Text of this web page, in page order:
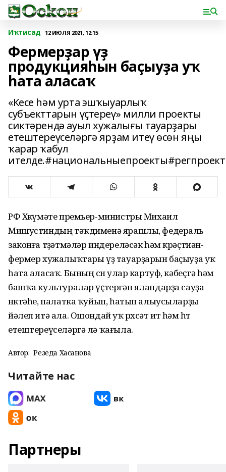
Иҡтисад 12 ИЮЛЯ 2021, 12:15
Фермерҙар үҙ
продукцияһын баҫыуҙа уҡ
һата аласаҡ
«Кесе һәм урта эшҡыуарлыҡ
субъекттарын үҫтереү» милли проекты
сиктәрендә ауыл хужалығы тауарҙары
етештереүселәргә ярҙам итеү өсөн яңы
ҡарар ҡабул
РФ Хөкүмәте премьер-министры Михаил
Мишустиндың тәҡдименә ярашлы, федераль
законға төҙәтмәләр индереләсәк һәм крәҫтиән-
фермер хужалыҡтары үҙ тауарҙарын баҫыуҙа уҡ
һата аласаҡ. Бының өсөн улар картуф, кәбеҫтә һәм
башҡа культуралар үҫтергән яландарҙа сауҙа
нөктәһе, палатка ҡуйып, һатып алыусыларҙы
йәлеп итә ала. Ошондай уҡ рөхсәт ит һәм һөт
етештереүселәргә лә ҡағыла.
Автор: Резеда Хасанова
Читайте нас
Партнеры